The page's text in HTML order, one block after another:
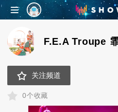
F.E.A Troupe
关注频道
0个收藏